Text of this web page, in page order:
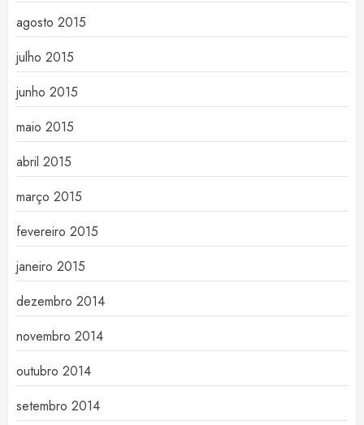
agosto 2015
julho 2015
junho 2015
maio 2015
abril 2015
março 2015
fevereiro 2015
janeiro 2015
dezembro 2014
novembro 2014
outubro 2014
setembro 2014